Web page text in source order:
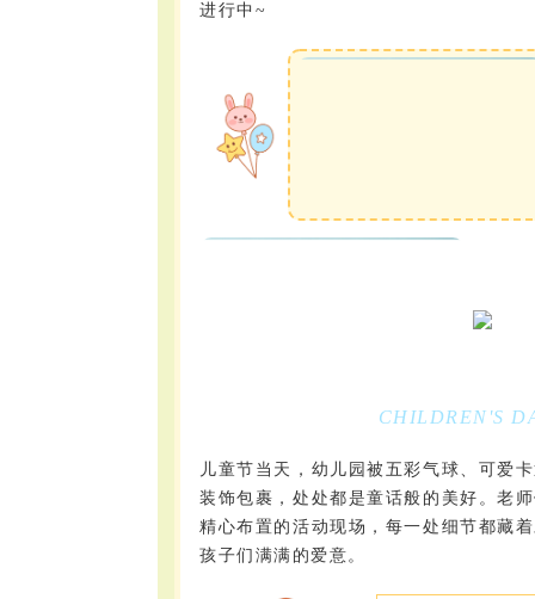
进行中~
CHILDREN'S
儿童节当天，幼儿园被五彩气球、可爱
装饰包裹，处处都是童话般的美好。老
精心布置的活动现场，每一处细节都藏
孩子们满满的爱意。